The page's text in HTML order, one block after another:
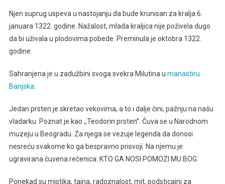
Njen suprug uspeva u nastojanju da bude krunisan za kralja 6.
januara 1322. godine. Nažalost, mlada kraljica nije poživela dugo
da bi uživala u plodovima pobede. Preminula je oktobra 1322.
godine.
Sahranjena je u zadužbini svoga svekra Milutina u manastiru
Banjska
Jedan prsten je skretao vekovima, a to i dalje čini, pažnju na našu
vladarku. Poznat je kao ,,Teodorin prsten”. Čuva se u Narodnom
muzeju u Beogradu. Za njega se vezuje legenda da donosi
nesreću svakome ko ga bespravno prisvoji. Na njemu je
ugravirana čuvena rečenica: KTO GA NOSI POMOZI MU BOG.
Ponekad su mistika, tajna, radoznalost, mit, podsticajni za